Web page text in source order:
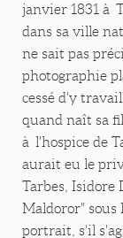
janvier 1831 à
dans sa ville
ne sait pas
photographie
cessé d'y
quand naît sa
à l'hospice de
aurait eu le
Tarbes, Isidore
Maldoror" sous
portrait, s'il